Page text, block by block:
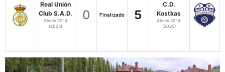
Real Unión
Club S.A.D.
Alevín 2014
(2025)
0 Finalizado 5
C.D.
Kostkas
Alevín 2014
(2025)